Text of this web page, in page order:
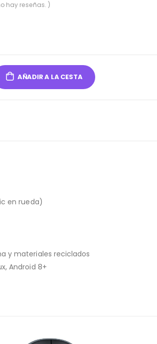
hay reseñas. )
AÑADIR A LA CESTA
en rueda)
y materiales reciclados
Android 8+